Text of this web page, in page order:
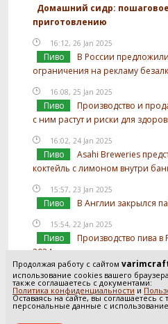
Продолжая работу с сайтом
использование cookies вашего
также соглашаетесь с документами:
Политика конфиденциальности и
Оставаясь на сайте, вы соглашаетесь
персональные данные с
Домашний сидр:
приготовлению
16:12, 26 Jan 2025
Пиво
В России предложили
ограничения на рекламу
16:08, 25 Jan 2025
Пиво
Производство и
с ним растут и риски для
16:02, 24 Jan 2025
Пиво
Asahi Breweries
коктейль с лимоном внутри
15:57, 23 Jan 2025
Пиво В Англии закрылся
15:54, 22 Jan 2025
Пиво
Производство пива
2024 году
15:52, 21 Jan 2025
Пиво
В России
использование солода в